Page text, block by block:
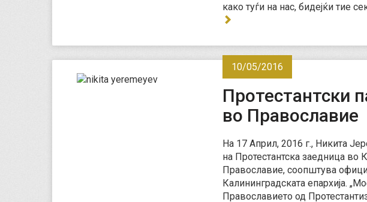
како туѓи на нас, бидејќи тие
10/05/2016
Протестантски
во Православие
На 17 Април, 2016 г., Никита
на Протестантска заедница во
Православие, соопштува
Калининградската епархија.
Православието од